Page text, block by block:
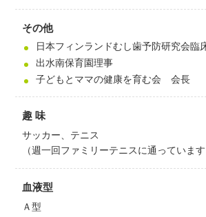
その他
日本フィンランドむし歯予防研究会臨
出水南保育園理事
子どもとママの健康を育む会 会長
趣 味
サッカー、テニス
（週一回ファミリーテニスに通っています
血液型
Ａ型